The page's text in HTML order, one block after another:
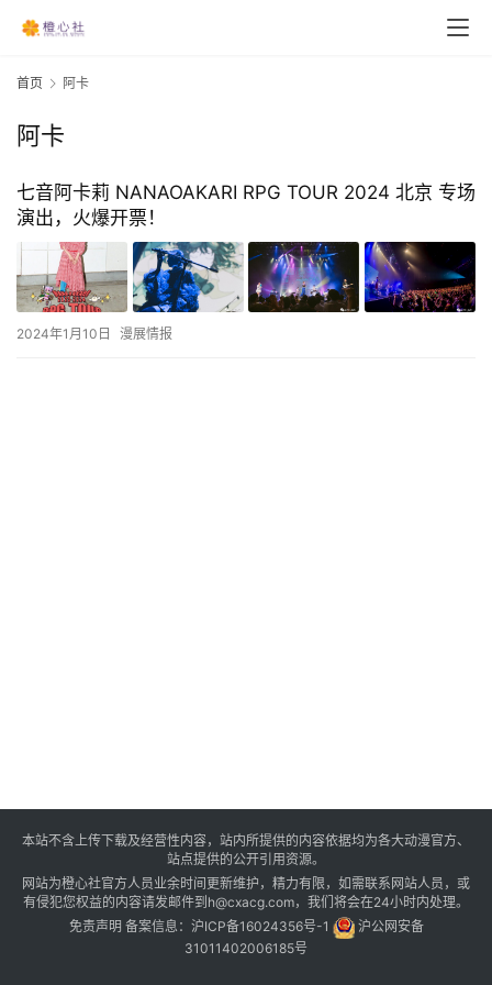
首页 阿卡
阿卡
七音阿卡莉 NANAOAKARI RPG TOUR 2024 北京 专场
演出，火爆开票！
2024年1月10日 漫展情报
本站不含上传下载及经营性内容，站内所提供的内容依据均为各大动漫官方、
站点提供的公开引用资源。
网站为橙心社官方人员业余时间更新维护，精力有限，如需联系网站人员，或
有侵犯您权益的内容请发邮件到h@cxacg.com，我们将会在24小时内处理。
免责声明 备案信息： 沪ICP备16024356号-1
沪公网安备
31011402006185号